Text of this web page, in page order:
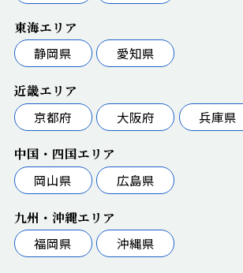
東海エリア
静岡県
愛知県
近畿エリア
京都府
大阪府 兵庫県
中国・四国エリア
岡山県
広島県
九州・沖縄エリア
福岡県
沖縄県